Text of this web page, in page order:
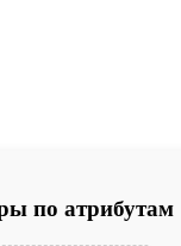
по атрибутам